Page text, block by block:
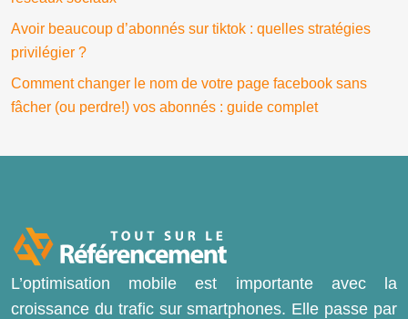
Avoir beaucoup d’abonnés sur tiktok : quelles stratégies
privilégier ?
Comment changer le nom de votre page facebook sans
fâcher (ou perdre!) vos abonnés : guide complet
L’optimisation mobile est importante avec la
croissance du trafic sur smartphones. Elle passe par